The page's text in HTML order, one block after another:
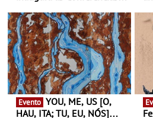
Antiga primeira-ministra da
Finlândia é a convidada da
primeira edição do novo
ciclo de debates dedicado
aos grandes temas do
nosso tempo
Evento
HAU, ITA; TU, EU, NÓS]